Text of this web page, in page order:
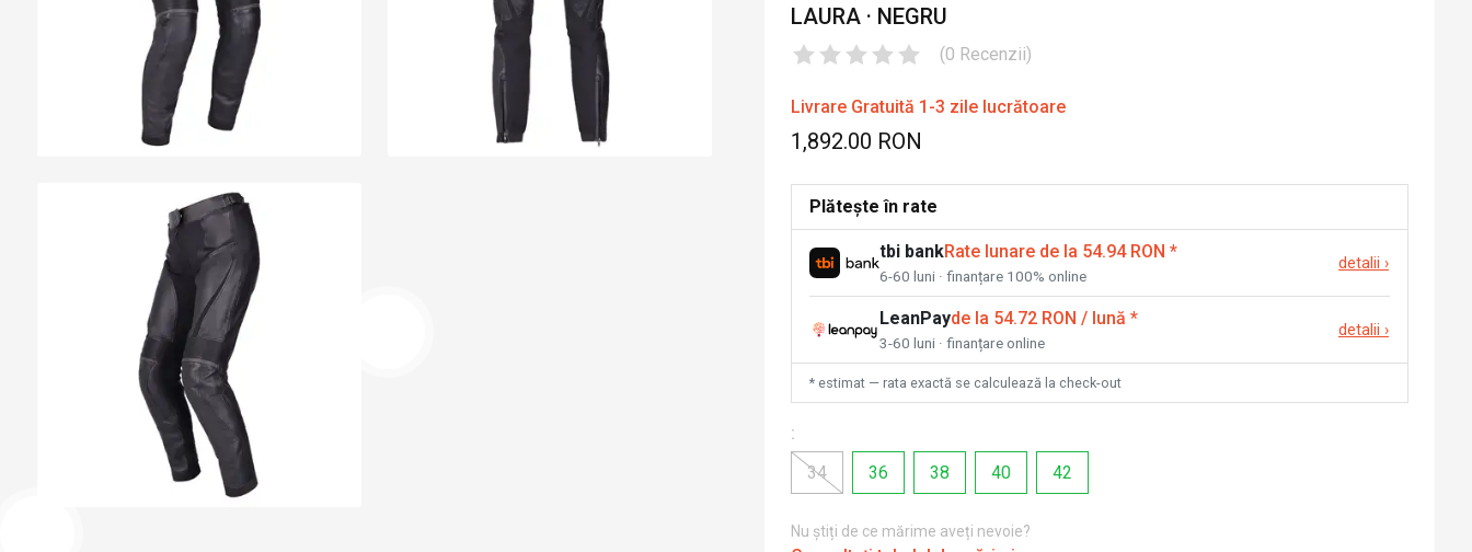
LAURA · NEGRU
(0 Recenzii)
Livrare Gratuită 1-3 zile lucrătoare
1,892.00 RON
Plătește în rate
tbi bankRate lunare de la 54.94 RON *
6-60 luni · finanțare 100% online
detalii ›
LeanPayde la 54.72 RON / lună *
3-60 luni · finanțare online
detalii ›
* estimat — rata exactă se calculează la check-out
:
34
36 38 40 42
Nu știți de ce mărime aveți nevoie?